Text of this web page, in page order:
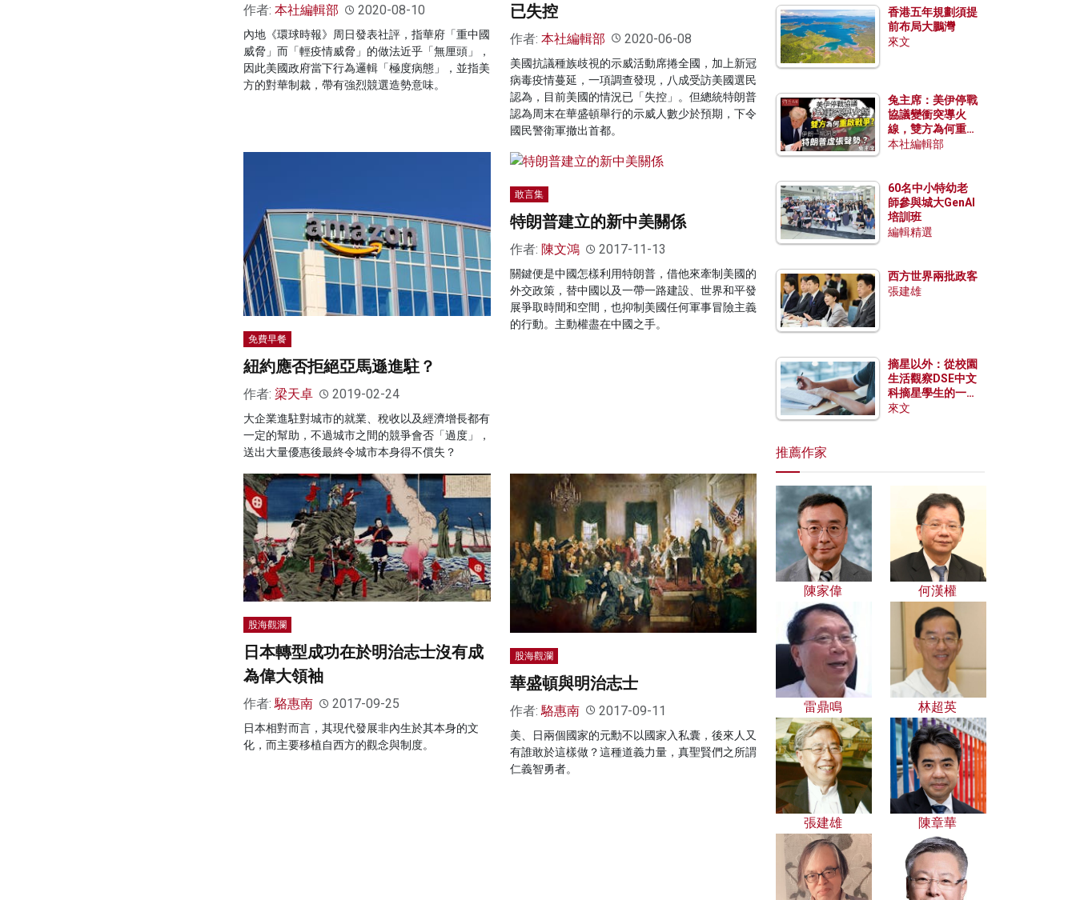
作者: 本社編輯部 2020-08-10
內地《環球時報》周日發表社評，指華府「重中國
威脅」而「輕疫情威脅」的做法近乎「無厘頭」，
因此美國政府當下行為邏輯「極度病態」，並指美
方的對華制裁，帶有強烈競選造勢意味。
已失控
作者: 本社編輯部 2020-06-08
美國抗議種族歧視的示威活動席捲全國，加上新冠
病毒疫情蔓延，一項調查發現，八成受訪美國選民
認為，目前美國的情況已「失控」。但總統特朗普
認為周末在華盛頓舉行的示威人數少於預期，下令
國民警衛軍撤出首都。
免費早餐
紐約應否拒絕亞馬遜進駐？
作者: 梁天卓 2019-02-24
大企業進駐對城市的就業、稅收以及經濟增長都有
一定的幫助，不過城市之間的競爭會否「過度」，
送出大量優惠後最終令城市本身得不償失？
敢言集
特朗普建立的新中美關係
作者: 陳文鴻 2017-11-13
關鍵便是中國怎樣利用特朗普，借他來牽制美國的
外交政策，替中國以及一帶一路建設、世界和平發
展爭取時間和空間，也抑制美國任何軍事冒險主義
的行動。主動權盡在中國之手。
股海觀瀾
日本轉型成功在於明治志士沒有成
為偉大領袖
作者: 駱惠南 2017-09-25
日本相對而言，其現代發展非內生於其本身的文
化，而主要移植自西方的觀念與制度。
股海觀瀾
華盛頓與明治志士
作者: 駱惠南 2017-09-11
美、日兩個國家的元勳不以國家入私囊，後來人又
有誰敢於這樣做？這種道義力量，真聖賢們之所謂
仁義智勇者。
香港五年規劃須提
前布局大鵬灣
來文
兔主席：美伊停戰
協議變衝突導火
線，雙方為何重啟
戰爭？伊朗一早洞
本社編輯部
60名中小特幼老
師參與城大GenAI
培訓班
編輯精選
西方世界兩批政客
張建雄
摘星以外：從校園
生活觀察DSE中文
科摘星學生的一點
特質
來文
推薦作家
陳家偉 何漢權
雷鼎鳴 林超英
張建雄 陳章華